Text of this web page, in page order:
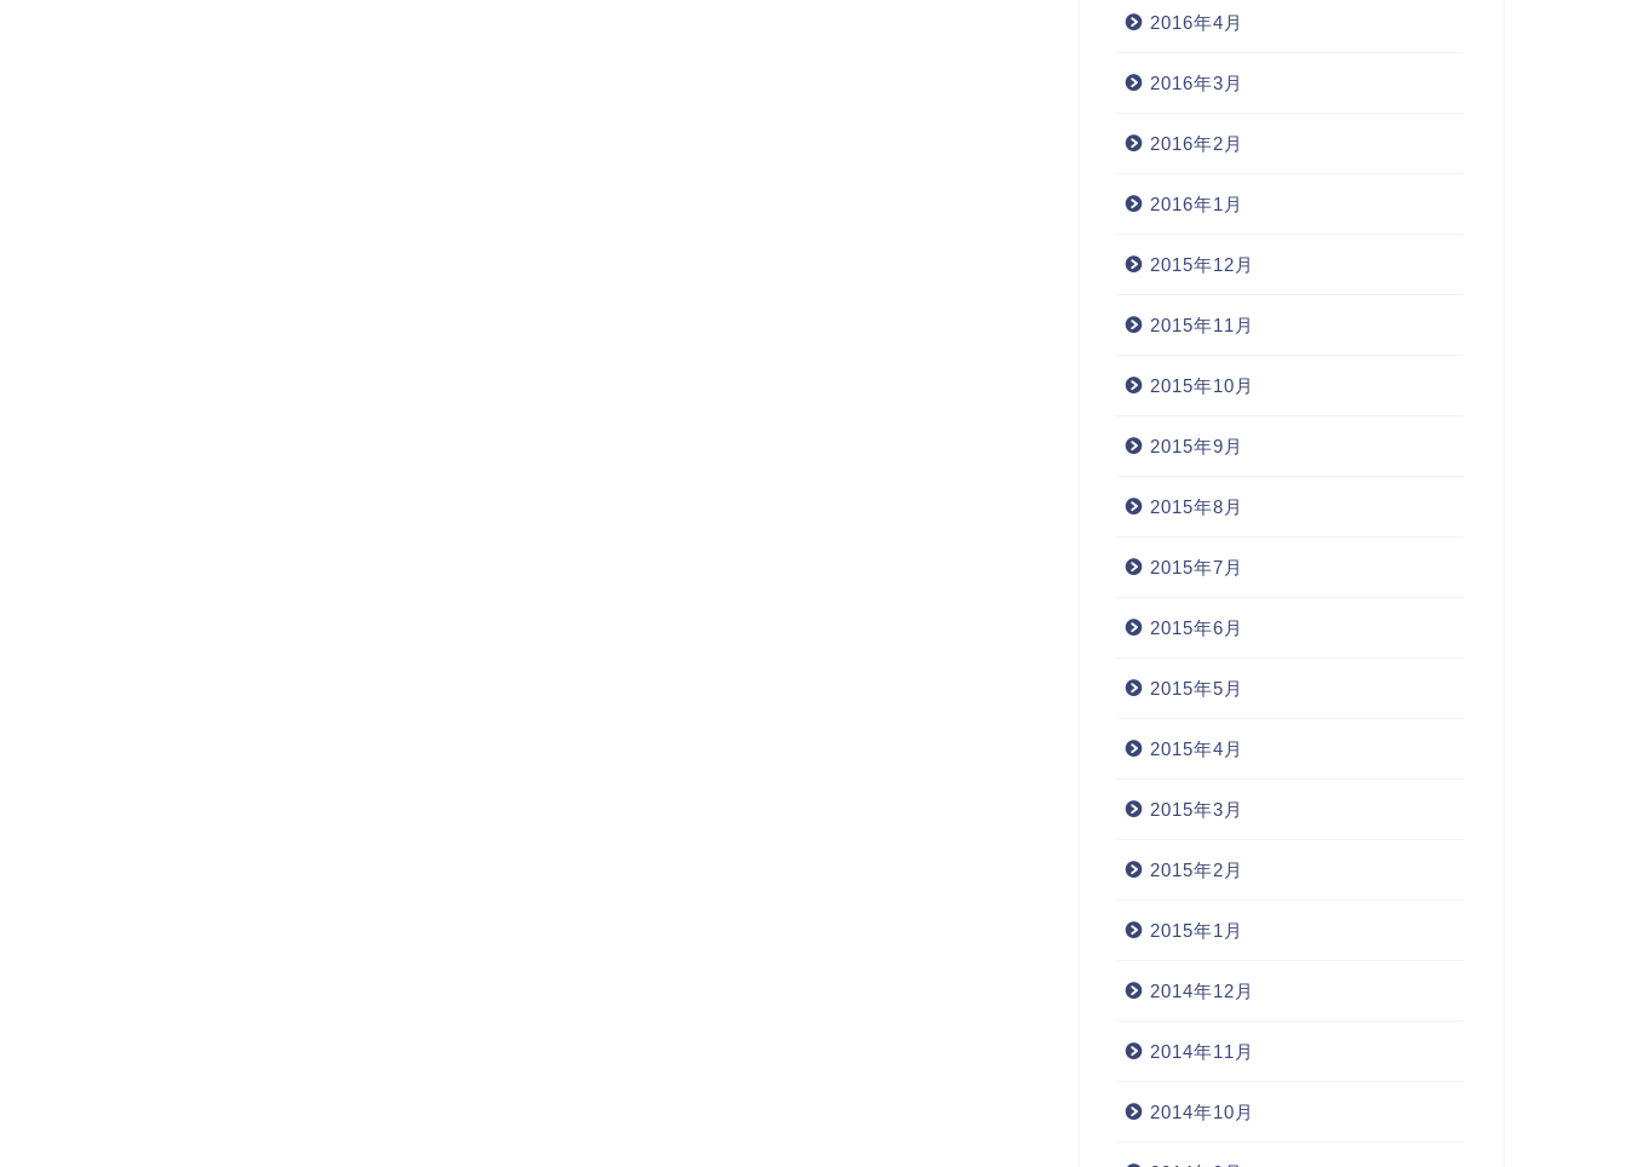
2016年4月
2016年3月
2016年2月
2016年1月
2015年12月
2015年11月
2015年10月
2015年9月
2015年8月
2015年7月
2015年6月
2015年5月
2015年4月
2015年3月
2015年2月
2015年1月
2014年12月
2014年11月
2014年10月